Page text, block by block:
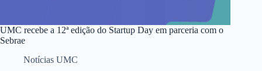
UMC recebe a 12ª edição do Startup Day em parceria com o
Sebrae
Notícias UMC